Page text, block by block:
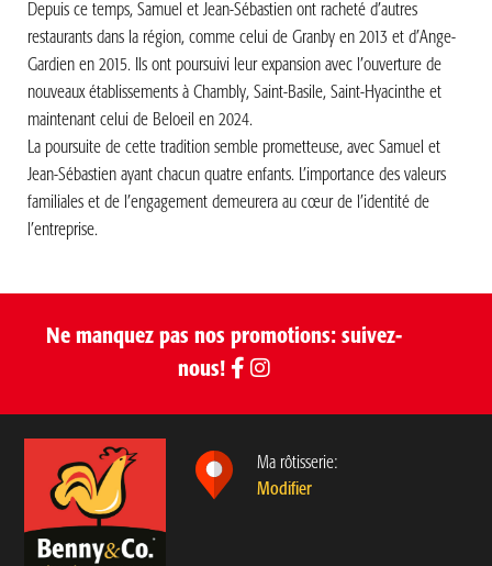
Depuis ce temps, Samuel et Jean-Sébastien ont racheté d’autres
restaurants dans la région, comme celui de Granby en 2013 et d’Ange-
Gardien en 2015. Ils ont poursuivi leur expansion avec l’ouverture de
nouveaux établissements à Chambly, Saint-Basile, Saint-Hyacinthe et
maintenant celui de Beloeil en 2024.
La poursuite de cette tradition semble prometteuse, avec Samuel et
Jean-Sébastien ayant chacun quatre enfants. L’importance des valeurs
familiales et de l’engagement demeurera au cœur de l’identité de
l’entreprise.
Ne manquez pas nos promotions: suivez-
nous!
Ma rôtisserie:
Modifier